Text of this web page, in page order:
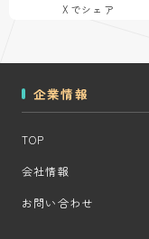
Xでシェア
企業情報
TOP
会社情報
お問い合わせ